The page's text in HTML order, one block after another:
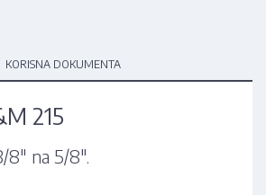
KORISNA DOKUMENTA
215
8" na 5/8".